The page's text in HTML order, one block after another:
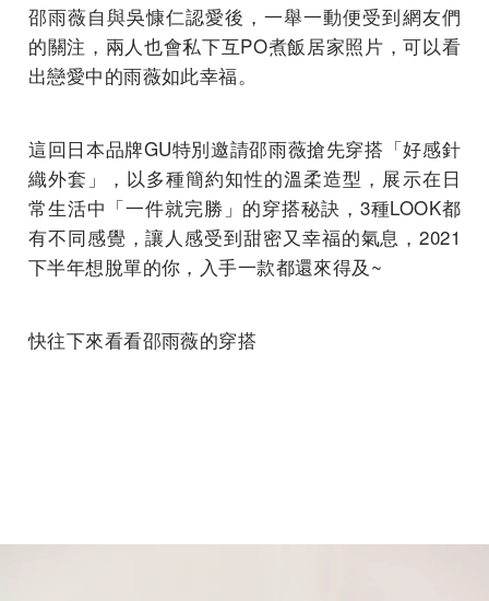
邵雨薇自與吳慷仁認愛後，一舉一動便受到網友們
的關注，兩人也會私下互PO煮飯居家照片，可以看
出戀愛中的雨薇如此幸福。
這回日本品牌GU特別邀請邵雨薇搶先穿搭「好感針
織外套」，以多種簡約知性的溫柔造型，展示在日
常生活中「一件就完勝」的穿搭秘訣，3種LOOK都
有不同感覺，讓人感受到甜密又幸福的氣息，2021
下半年想脫單的你，入手一款都還來得及~
快往下來看看邵雨薇的穿搭